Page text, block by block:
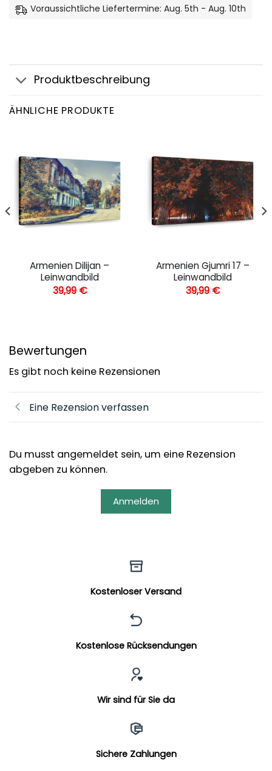
Voraussichtliche Liefertermine: Aug. 5th - Aug. 10th
Produktbeschreibung
ÄHNLICHE PRODUKTE
Armenien Dilijan –
Leinwandbild
39,99 €
Armenien Gjumri 17 –
Leinwandbild
39,99 €
Bewertungen
Es gibt noch keine Rezensionen
Eine Rezension verfassen
Du musst angemeldet sein, um eine Rezension
abgeben zu können.
Anmelden
Kostenloser Versand
Kostenlose Rücksendungen
Wir sind für Sie da
Sichere Zahlungen